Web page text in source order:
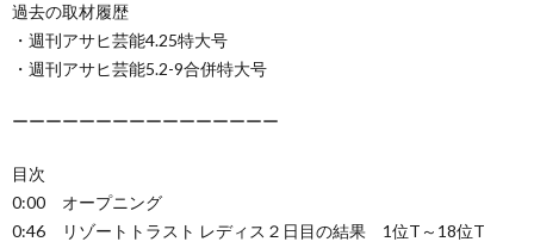
過去の取材履歴
・週刊アサヒ芸能4.25特大号
・週刊アサヒ芸能5.2-9合併特大号
ーーーーーーーーーーーーーーーー
目次
0:00 オープニング
0:46 リゾートトラスト レディス２日目の結果 1位T～18位T